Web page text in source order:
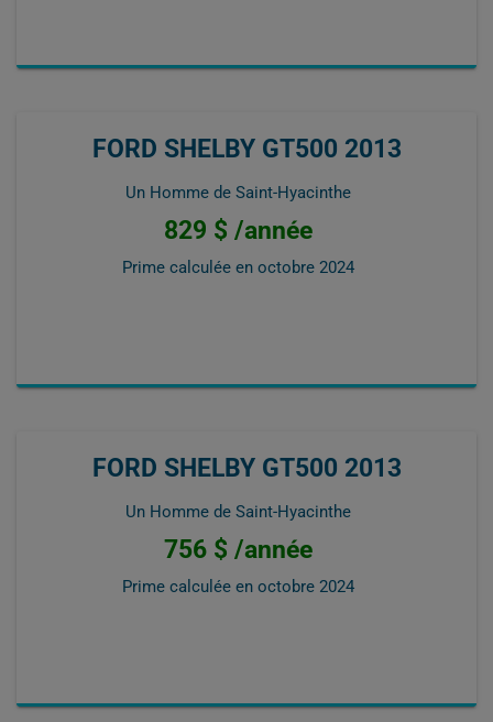
FORD SHELBY GT500 2013
Un Homme de Saint-Hyacinthe
829 $ /année
Prime calculée en octobre 2024
FORD SHELBY GT500 2013
Un Homme de Saint-Hyacinthe
756 $ /année
Prime calculée en octobre 2024